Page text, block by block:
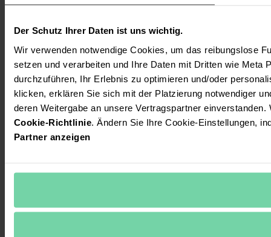
Der Schutz Ihrer Daten ist uns wichtig.
Wir verwenden notwendige Cookies, um das reibungslose
setzen und verarbeiten und Ihre Daten mit Dritten wie Meta
durchzuführen, Ihr Erlebnis zu optimieren und/oder
klicken, erklären Sie sich mit der Platzierung notwendiger
deren Weitergabe an unsere Vertragspartner
Cookie-Richtlinie. Ändern Sie Ihre Cookie-Einstellungen,
Partner anzeigen